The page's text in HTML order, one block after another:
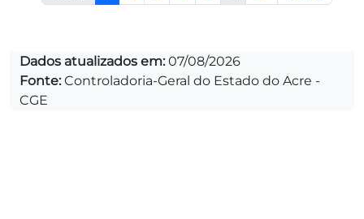
Dados atualizados em:07/08/2026
Fonte:Controladoria-Geral do Estado do Acre -
CGE